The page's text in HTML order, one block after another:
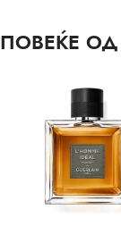
ПОВЕЌЕ ОД